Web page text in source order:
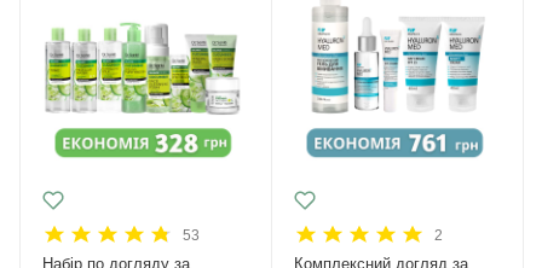
53
Набір по догляду за
2
Комплексний догляд за